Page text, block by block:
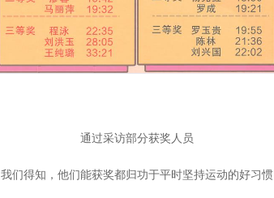
通过采访部分获奖人员
我们得知，他们能获奖都归功于平时坚持运动的好习惯